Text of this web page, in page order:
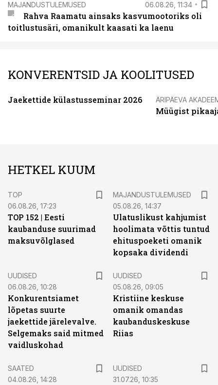
MAJANDUSTULEMUSED 06.08.26, 11:34
Rahva Raamatu ainsaks kasvumootoriks oli
toitlustusäri, omanikult kaasati ka laenu
KONVERENTSID JA KOOLITUSED
Jaekettide külastusseminar 2026 ÄRIPÄEVA
Müügist
HETKEL KUUM
TOP
06.08.26, 17:23
TOP 152 | Eesti
kaubanduse suurimad
maksuvõlglased
MAJANDUSTULEMUSED
05.08.26, 14:37
Ulatuslikust kahjumist
hoolimata võttis tuntud
ehituspoeketi omanik
kopsaka dividendi
UUDISED
06.08.26, 10:28
Konkurentsiamet
lõpetas suurte
jaekettide järelevalve.
Selgemaks said mitmed
vaidluskohad
UUDISED
05.08.26, 09:05
Kristiine keskuse
omanik omandas
kaubanduskeskuse
Riias
SAATED
04.08.26, 14:28
UUDISED
31.07.26, 10:35